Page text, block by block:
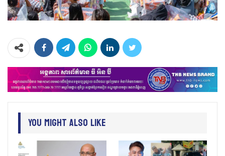
You Might Also Like